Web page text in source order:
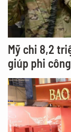
Mỹ chi 8,2
giúp phi